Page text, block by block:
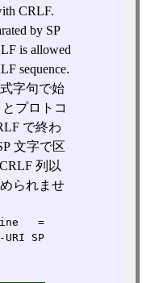
CRLF.
by SP
is allowed
sequence.
字句で始
とプロトコ
で終わ
文字で区
列以
られませ
=
URI SP